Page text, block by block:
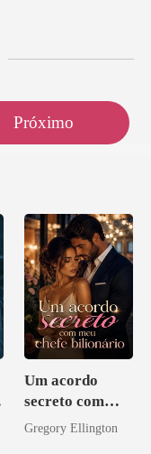
Próximo
Um acordo
secreto com
meu chefe
Gregory Ellington